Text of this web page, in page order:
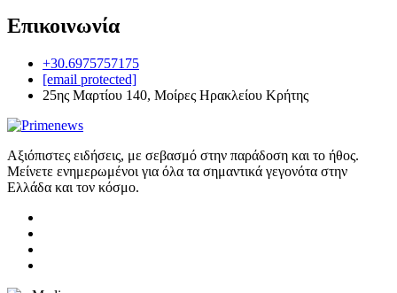
Επικοινωνία
+30.6975757175
[email protected]
25ης Μαρτίου 140, Μοίρες Ηρακλείου Κρήτης
Αξιόπιστες ειδήσεις, με σεβασμό στην παράδοση και το ήθος.
Μείνετε ενημερωμένοι για όλα τα σημαντικά γεγονότα στην
Ελλάδα και τον κόσμο.